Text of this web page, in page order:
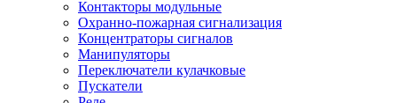
Контакторы модульные
Охранно-пожарная сигнализация
Концентраторы сигналов
Манипуляторы
Переключатели кулачковые
Пускатели